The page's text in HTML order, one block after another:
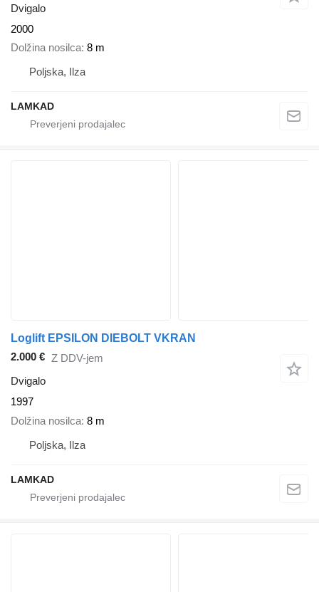
Dvigalo
2000
Dolžina nosilca 8 m
Poljska, Ilza
LAMKAD
Loglift EPSILON DIEBOLT VKRAN
2.000 € Z DDV-jem
Dvigalo
1997
Dolžina nosilca 8 m
Poljska, Ilza
LAMKAD